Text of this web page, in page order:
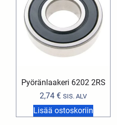
Pyöränlaakeri 6202 2RS
2,74€ SIS. ALV
Lisää ostoskoriin